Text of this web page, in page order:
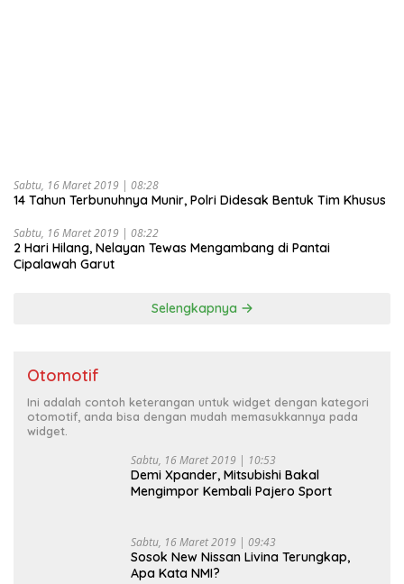
Sabtu, 16 Maret 2019 | 08:28
14 Tahun Terbunuhnya Munir, Polri Didesak Bentuk Tim Khusus
Sabtu, 16 Maret 2019 | 08:22
2 Hari Hilang, Nelayan Tewas Mengambang di Pantai
Cipalawah Garut
Selengkapnya
Otomotif
Ini adalah contoh keterangan untuk widget dengan kategori
otomotif, anda bisa dengan mudah memasukkannya pada
widget.
Sabtu, 16 Maret 2019 | 10:53
Demi Xpander, Mitsubishi Bakal
Mengimpor Kembali Pajero Sport
Sabtu, 16 Maret 2019 | 09:43
Sosok New Nissan Livina Terungkap,
Apa Kata NMI?